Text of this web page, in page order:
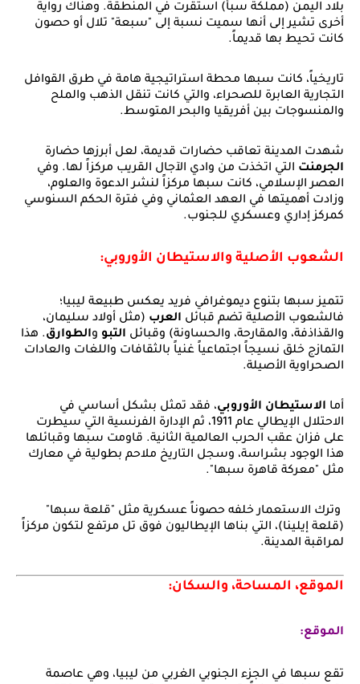
بلاد اليمن (مملكة سبأ) استقرت في المنطقة. وهناك رواية
أخرى تشير إلى أنها سميت نسبة إلى "سبعة" تلال أو حصون
كانت تحيط بها قديماً.
تاريخياً، كانت سبها محطة استراتيجية هامة في طرق القوافل
التجارية العابرة للصحراء، والتي كانت تنقل الذهب والملح
والمنسوجات بين أفريقيا والبحر المتوسط.
شهدت المدينة تعاقب حضارات قديمة، لعل أبرزها حضارة
الجرمنت التي اتخذت من وادي الآجال القريب مركزاً لها. وفي
العصر الإسلامي، كانت سبها مركزاً لنشر الدعوة والعلوم،
وزادت أهميتها في العهد العثماني وفي فترة الحكم السنوسي
كمركز إداري وعسكري للجنوب.
الشعوب الأصلية والاستيطان الأوروبي:
تتميز سبها بتنوع ديموغرافي فريد يعكس طبيعة ليبيا؛
فالشعوب الأصلية تضم قبائل العرب (مثل أولاد سليمان،
والقذاذفة، والمقارحة، والحساونة) وقبائل التبو والطوارق. هذا
التمازج خلق نسيجاً اجتماعياً غنياً بالثقافات واللغات والعادات
الصحراوية الأصيلة.
أما الاستيطان الأوروبي، فقد تمثل بشكل أساسي في
الاحتلال الإيطالي عام 1911، ثم الإدارة الفرنسية التي سيطرت
على فزان عقب الحرب العالمية الثانية. قاومت سبها وقبائلها
هذا الوجود بشراسة، وسجل التاريخ ملاحم بطولية في معارك
مثل "معركة قاهرة سبها".
وترك الاستعمار خلفه حصوناً عسكرية مثل "قلعة سبها"
(قلعة إيلينا)، التي بناها الإيطاليون فوق تل مرتفع لتكون مركزاً
لمراقبة المدينة.
الموقع، المساحة، والسكان:
الموقع:
تقع سبها في الجزء الجنوبي الغربي من ليبيا، وهي عاصمة